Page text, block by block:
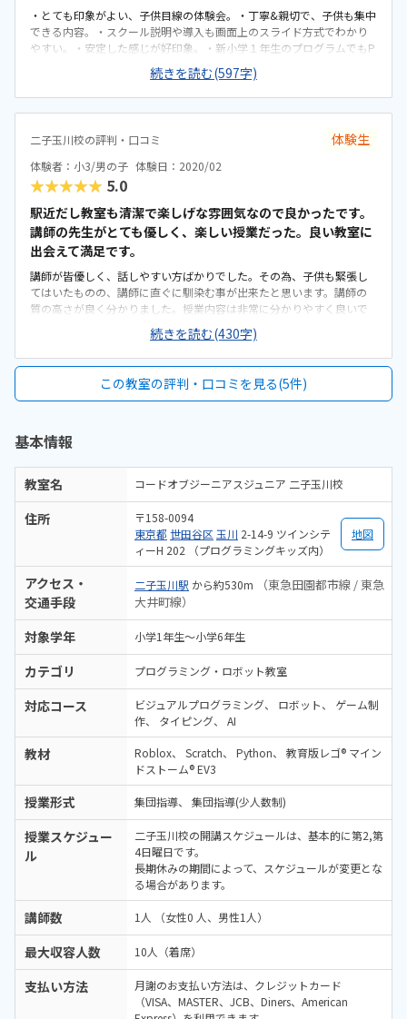
・とても印象がよい、子供目線の体験会。・丁寧&親切で、子供も集中
できる内容。・スクール説明や導入も画面上のスライド方式でわかり
やすい。・安定した感じが好印象。・新小学１年生のプログラムでもP
Cを使う点がとてもよい。・他社さんのブログラミング教室は、もっと
幼児向けだったりPadだった。・早くからPCに慣れることができ
る。・レゴマインドストームを小学一年より扱える点が本格的。・ス
クラッチ、レゴマインドストーム、両方学べる点。・自宅からも駅か
うで安心。（看板が無いのが残念→兼用会場なので仕方ないです
が、、）・普段は英語スクールの会場で、英語スクールで使用してい
ない日曜日だけを兼用している点が、とても無駄がなく好印象。・カ
タチだけの立派な会場ではなく、有効利用している分、スクールの内
容や先生方の質に期待ができる。・PCの貸し出しもあり、安心。・他
社さんと比べても、このような妥当な価格帯。・キャンペーンで入会
費も無料は嬉しい。・他社さんは、レゴ教材一式を購入しないといけ
なかったりで、（その後買い替えも必須）それを思うと良心的。・子
供の食いつきと夢中度が凄まじい。・小学生だからとPadにせずに、い
きなりPCを触らせてくれる点（本人もとても新鮮だった模様）・近く
のスクールに振替ができる。・何より、子供が早く通いたいと言って
続きを読む(597字)
二子玉川校の評判・口コミ 体験生
体験者：小3/男の子 体験日：2020/02
★★★★★ 5.0
駅近だし教室も清潔で楽しげな雰囲気なので良かったです。
講師の先生がとても優しく、楽しい授業だった。良い教室に
出会えて満足です。
講師が皆優しく、話しやすい方ばかりでした。その為、子供も緊張し
てはいたものの、講師に直ぐに馴染む事が出来たと思います。講師の
質の高さが良く分かりました。授業内容は非常に分かりやすく良いで
す。子供が混乱しても、分かりやすく何度も根気よく説明してくれま
した。カリキュラムも子供に合わせた、適切な速度だと思います。駅
近で便利です。（雨なら電車で通うつもりです。）歩いても15分で通
皆意欲的に取り組んでおり、良い雰囲気でした。教室も清潔だし整理
整頓されていて良いと思いました。やや、高めだと思いますが、プロ
す。月2回なので無理なく通えます。我が子は学習障害と自閉症です
十分に配慮します、と話してくださり、安心しています。子供が体験
中、とても嬉しそうに学んでいたのが印象に残りました。
続きを読む(430字)
この教室の評判・口コミを見る(5件)
基本情報
教室名 コードオブジーニアスジュニア 二子玉川校
住所
〒158-0094
東京都 世田谷区 玉川 2-14-9 ツインシテ
ィーH 202 （プログラミングキッズ内）
地図
アクセス・
交通手段
二子玉川駅 から約530m
（東急田園都市線 / 東急
大井町線）
対象学年 小学1年生～小学6年生
カテゴリ プログラミング・ロボット教室
対応コース ビジュアルプログラミング ロボット
ゲーム制
作
タイピング AI
教材 Roblox Scratch Python
教育版レゴ® マイン
ドストーム® EV3
授業形式 集団指導 集団指導(少人数制)
授業スケジュー
ル
二子玉川校の開講スケジュールは、基本的に第2,第
4日曜日です。
長期休みの期間によって、スケジュールが変更とな
る場合があります。
講師数 1人 （女性0 人、男性1人）
最大収容人数 10人（着席）
支払い方法
月謝のお支払い方法は、クレジットカード
（VISA、MASTER、JCB、Diners、American